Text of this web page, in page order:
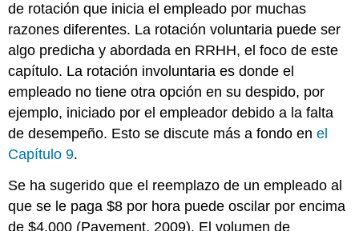
de rotación que inicia el empleado por muchas
razones diferentes. La rotación voluntaria puede ser
algo predicha y abordada en RRHH, el foco de este
capítulo. La rotación involuntaria es donde el
empleado no tiene otra opción en su despido, por
ejemplo, iniciado por el empleador debido a la falta
de desempeño. Esto se discute más a fondo enel
Capítulo 9.
Se ha sugerido que el reemplazo de un empleado al
que se le paga $8 por hora puede oscilar por encima
de $4,000 (Payement, 2009). El volumen de